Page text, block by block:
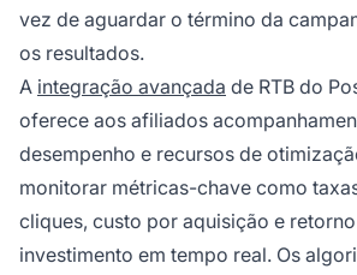
vez de aguardar o término da
os resultados.
A integração avançada de RTB do
oferece aos afiliados
desempenho e recursos de
monitorar métricas-chave como
cliques, custo por aquisição e
investimento em tempo real. Os